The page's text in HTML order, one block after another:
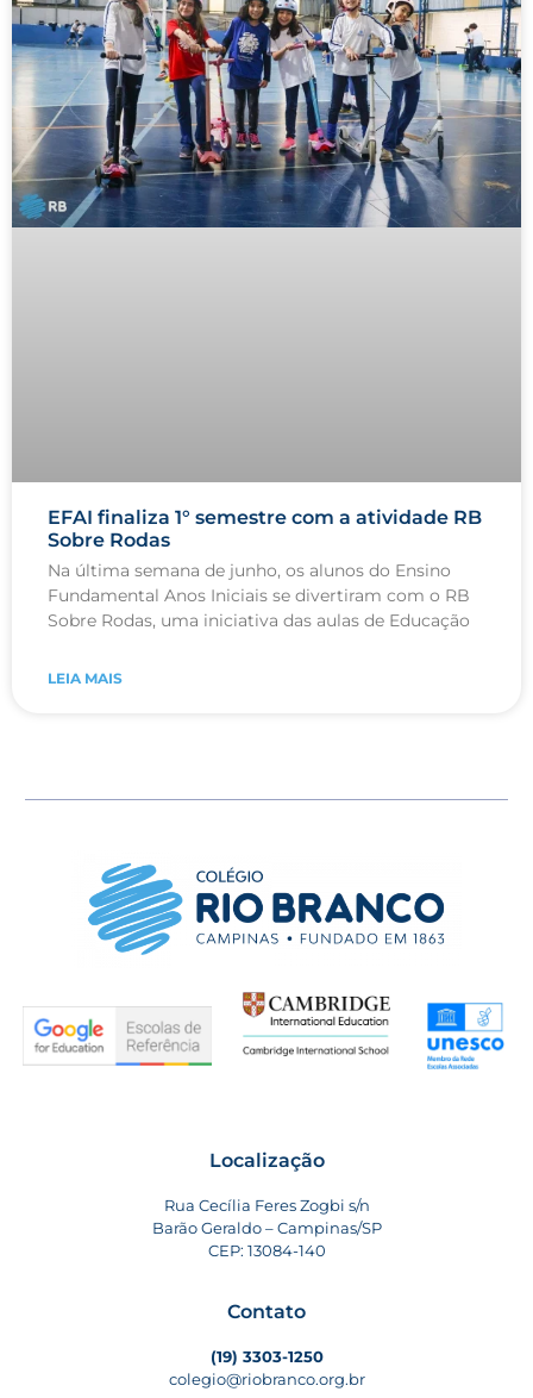
EFAI finaliza 1° semestre com a atividade RB
Sobre Rodas
Na última semana de junho, os alunos do Ensino
Fundamental Anos Iniciais se divertiram com o RB
Sobre Rodas, uma iniciativa das aulas de Educação
LEIA MAIS
Localização
Rua Cecília Feres Zogbi s/n
Barão Geraldo – Campinas/SP
CEP: 13084-140
Contato
(19) 3303-1250
colegio@riobranco.org.br